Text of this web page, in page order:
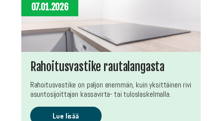
07.01.2026
Rahoitusvastike rautalangasta
Rahoitusvastike on paljon enemmän, kuin yksittäinen rivi
asuntosijoittajan kassavirta- tai tuloslaskelmalla.
Lue lisää